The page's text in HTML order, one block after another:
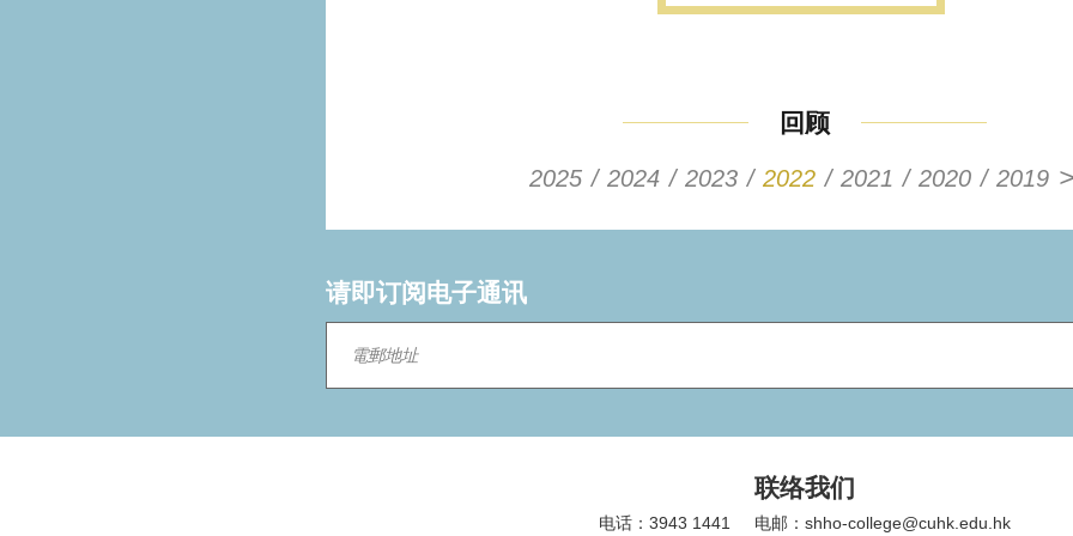
回顾
2025 2024 2023 2022 2021 2020 2019 >
请即订阅电子通讯
联络我们
电话：3943 1441 电邮：shho-college@cuhk.edu.hk